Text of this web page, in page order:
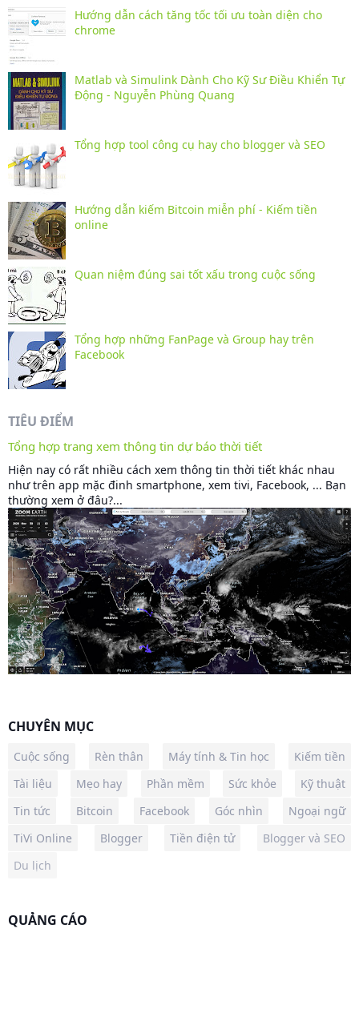
Hướng dẫn cách tăng tốc tối ưu toàn diện cho
chrome
Matlab và Simulink Dành Cho Kỹ Sư Điều Khiển Tự
Động - Nguyễn Phùng Quang
Tổng hợp tool công cụ hay cho blogger và SEO
Hướng dẫn kiếm Bitcoin miễn phí - Kiếm tiền
online
Quan niệm đúng sai tốt xấu trong cuộc sống
Tổng hợp những FanPage và Group hay trên
Facebook
TIÊU ĐIỂM
Tổng hợp trang xem thông tin dự báo thời tiết
Hiện nay có rất nhiều cách xem thông tin thời tiết khác nhau
như trên app mặc đinh smartphone, xem tivi, Facebook, ... Bạn
thường xem ở đâu?...
CHUYÊN MỤC
Cuộc sống Rèn thân Máy tính & Tin học
Kiếm tiền
Tài liệu
Mẹo hay Phần mềm Sức khỏe
Kỹ thuật
Tin tức
Bitcoin Facebook Góc nhìn
Ngoại ngữ
TiVi Online
Blogger Tiền điện tử
Blogger và SEO
Du lịch
QUẢNG CÁO